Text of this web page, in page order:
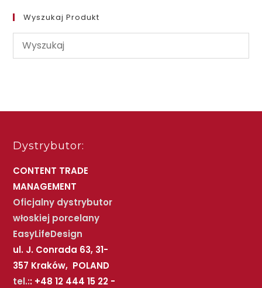
Wyszukaj Produkt
Dystrybutor:
CONTENT TRADE
MANAGEMENT
Oficjalny dystrybutor
włoskiej porcelany
EasyLifeDesign
ul. J. Conrada 63, 31-
357 Kraków, POLAND
tel.:: +48 12 444 15 22 -